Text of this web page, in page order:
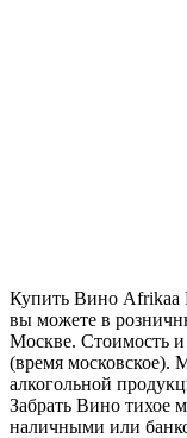
Купить Вино Afrikaa
вы можете в
Москве. Стоимость и
(время московское).
алкогольной
Забрать Вино тихое
наличными или